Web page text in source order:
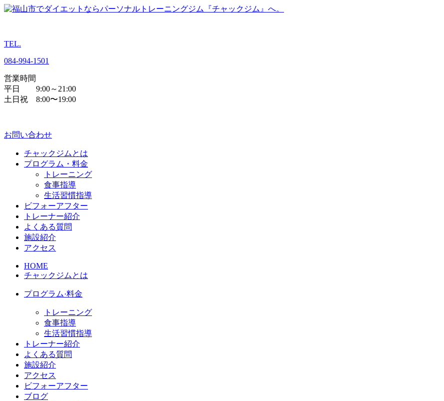
TEL.
084-994-1501
営業時間
平日 9:00～21:00
土日祝 8:00〜19:00
お問い合わせ
チャックジムとは
プログラム・料金
トレーニング
食事指導
生活習慣指導
ビフォーアフター
トレーナー紹介
よくある質問
施設紹介
アクセス
HOME
チャックジムとは
プログラム·料金
トレーニング
食事指導
生活習慣指導
トレーナー紹介
よくある質問
施設紹介
アクセス
ビフォーアフター
ブログ